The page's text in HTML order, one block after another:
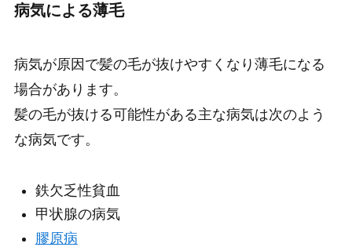
病気による薄毛
病気が原因で髪の毛が抜けやすくなり薄毛になる
場合があります。
髪の毛が抜ける可能性がある主な病気は次のよう
な病気です。
鉄欠乏性貧血
甲状腺の病気
膠原病